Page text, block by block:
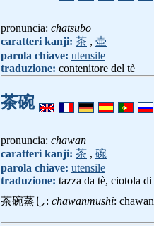
pronuncia: chatsubo
caratteri kanji: 茶 , 壷
parola chiave: utensile
traduzione: contenitore del tè
茶碗
pronuncia: chawan
caratteri kanji: 茶 , 碗
parola chiave: utensile
traduzione: tazza da tè, ciotola
茶碗蒸し: chawanmushi: